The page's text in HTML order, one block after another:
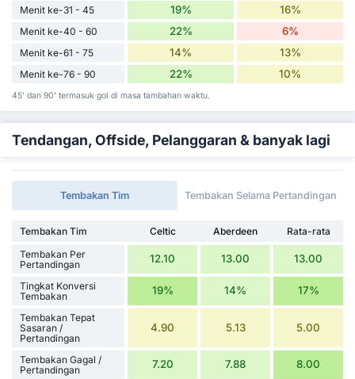
Menit ke-31 - 45 19% 16%
Menit ke-40 - 60 22% 6%
Menit ke-61 - 75 14% 13%
Menit ke-76 - 90 22% 10%
45' dan 90' termasuk gol di masa tambahan waktu.
Tendangan, Offside, Pelanggaran & banyak lagi
Tembakan Tim Tembakan Selama Pertandingan
Tembakan Tim Celtic Aberdeen
Rata-rata
Tembakan Per
Pertandingan
12.10 13.00 13.00
Tingkat Konversi
Tembakan
19% 14% 17%
Tembakan Tepat
Sasaran /
Pertandingan
4.90 5.13 5.00
Tembakan Gagal /
Pertandingan
7.20 7.88 8.00